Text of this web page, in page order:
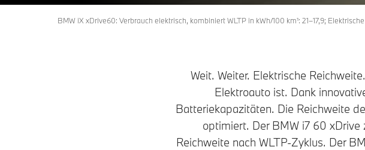
BMW iX xDrive60: Verbrauch elektrisch, kombiniert WLTP in kWh/100 km¹: 21–17,9;
Weit. Weiter. Elektrische
Elektroauto ist. Dank
Batteriekapazitäten. Die Reichweite
optimiert. Der BMW i7 60
Reichweite nach WLTP-Zyklus. Der